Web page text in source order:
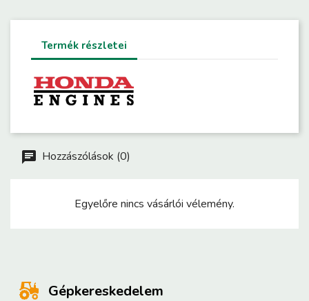
Termék részletei
Hozzászólások (0)
Egyelőre nincs vásárlói vélemény.
Gépkereskedelem